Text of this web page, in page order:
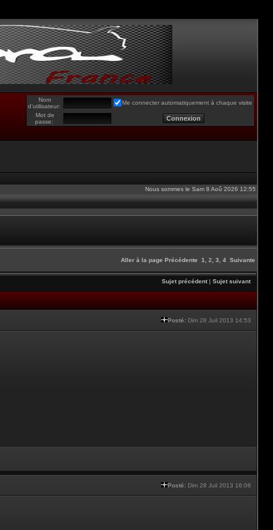
Nom
d’utilisateur:
Me connecter automatiquement à chaque visite
Mot de
passe:
Nous sommes le Sam 8 Aoû 2026 12:55
Aller à la page Précédente 1 2 3 4 Suivante
Sujet précédent| Sujet suivant
Posté: Dim 28 Juil 2013 14:53
Posté: Dim 28 Juil 2013 16:06